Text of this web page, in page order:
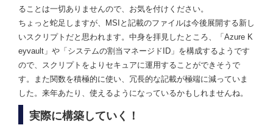
ることは一切ありませんので、お気を付けください。
ちょっと蛇足しますが、MSIと記載のファイルは今後展開する新し
いスクリプトだと思われます。中身を拝見したところ、「Azure K
eyvault」や「システムの割当マネージドID」を構成するようです
ので、スクリプトをよりセキュアに運用することができそうで
す。また関数を積極的に使い、冗長的な記載が極端に減っていま
した。来年あたり、使えるようになっているかもしれませんね。
実際に構築していく！